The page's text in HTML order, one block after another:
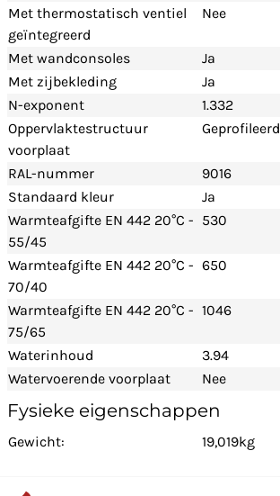
Met thermostatisch ventiel
geïntegreerd
Nee
Met wandconsoles
Ja
Met zijbekleding
Ja
N-exponent
1.332
Oppervlaktestructuur
voorplaat
Geprofileerd
RAL-nummer
9016
Standaard kleur
Ja
Warmteafgifte EN 442 20°C -
55/45
530
Warmteafgifte EN 442 20°C -
70/40
650
Warmteafgifte EN 442 20°C -
75/65
1046
Waterinhoud
3.94
Watervoerende voorplaat
Nee
Fysieke eigenschappen
Gewicht: 19,019kg